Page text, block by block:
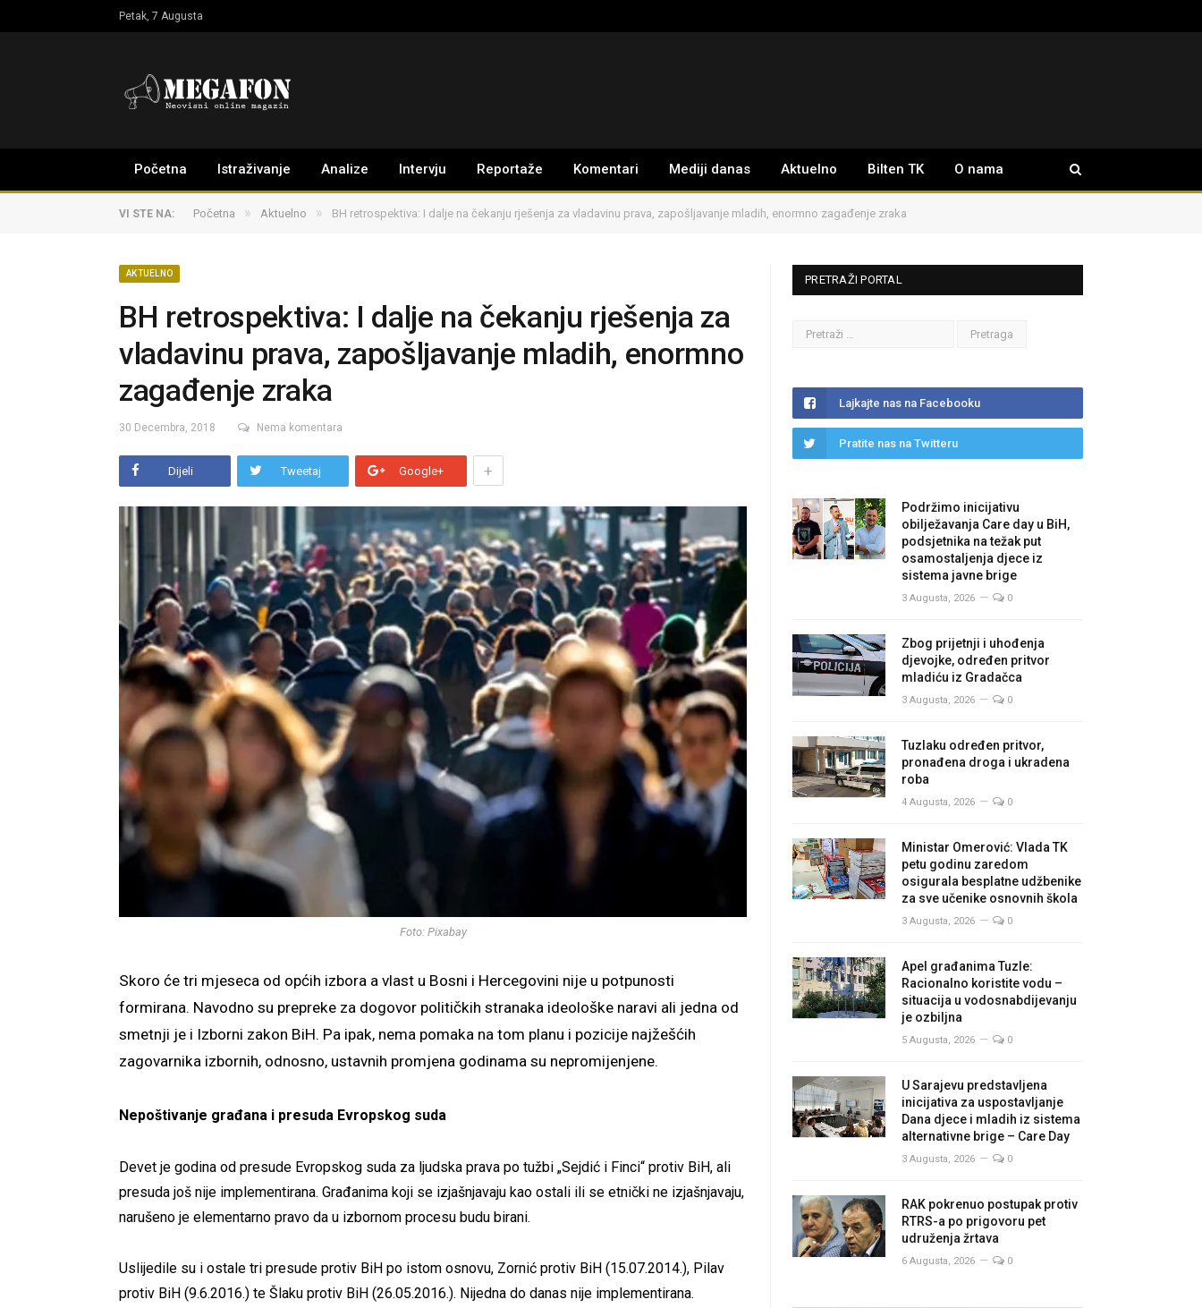
Petak, 7 Augusta
Početna Istraživanje Analize Intervju Reportaže Komentari Mediji danas Aktuelno Bilten TK O nama
VI STE NA: Početna » Aktuelno » BH retrospektiva: I dalje na čekanju rješenja za vladavinu prava, zapošljavanje mladih, enormno zagađenje zraka
AKTUELNO
BH retrospektiva: I dalje na čekanju rješenja za
vladavinu prava, zapošljavanje mladih, enormno
zagađenje zraka
30 Decembra, 2018 Nema komentara
Dijeli Tweetaj Google+ +
Foto: Pixabay
Skoro će tri mjeseca od općih izbora a vlast u Bosni i Hercegovini nije u potpunosti
formirana. Navodno su prepreke za dogovor političkih stranaka ideološke naravi ali jedna od
smetnji je i Izborni zakon BiH. Pa ipak, nema pomaka na tom planu i pozicije najžešćih
zagovarnika izbornih, odnosno, ustavnih promjena godinama su nepromijenjene.
Nepoštivanje građana i presuda Evropskog suda
Devet je godina od presude Evropskog suda za ljudska prava po tužbi „Sejdić i Finci“ protiv BiH, ali
presuda još nije implementirana. Građanima koji se izjašnjavaju kao ostali ili se etnički ne izjašnjavaju,
narušeno je elementarno pravo da u izbornom procesu budu birani.
Uslijedile su i ostale tri presude protiv BiH po istom osnovu, Zornić protiv BiH (15.07.2014.), Pilav
protiv BiH (9.6.2016.) te Šlaku protiv BiH (26.05.2016.). Nijedna do danas nije implementirana.
PRETRAŽI PORTAL
Lajkajte nas na Facebooku
Pratite nas na Twitteru
Podržimo inicijativu
obilježavanja Care day u BiH,
podsjetnika na težak put
osamostaljenja djece iz
sistema javne brige
3 Augusta, 2026 0
Zbog prijetnji i uhođenja
djevojke, određen pritvor
mladiću iz Gradačca
3 Augusta, 2026 0
Tuzlaku određen pritvor,
pronađena droga i ukradena
roba
4 Augusta, 2026 0
Ministar Omerović: Vlada TK
petu godinu zaredom
osigurala besplatne udžbenike
za sve učenike osnovnih škola
3 Augusta, 2026 0
Apel građanima Tuzle:
Racionalno koristite vodu –
situacija u vodosnabdijevanju
je ozbiljna
5 Augusta, 2026 0
U Sarajevu predstavljena
inicijativa za uspostavljanje
Dana djece i mladih iz sistema
alternativne brige – Care Day
3 Augusta, 2026 0
RAK pokrenuo postupak protiv
RTRS-a po prigovoru pet
udruženja žrtava
6 Augusta, 2026 0